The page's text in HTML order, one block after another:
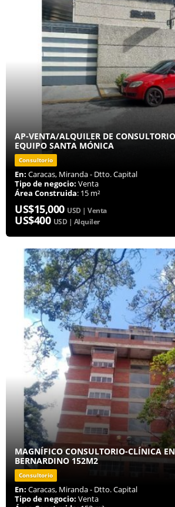
AP-VENTA/ALQUILER DE
EQUIPO SANTA MÓNICA
Consultorio
En: Caracas, Miranda - Dtto. Capital
Tipo de negocio: Venta
Área Construida: 15 m²
US$15,000 USD | Venta
US$400 USD | Alquiler
MAGNÍFICO CONSULTORIO-CLÍNICA
BERNARDINO 152M2
Consultorio
En: Caracas, Miranda - Dtto. Capital
Tipo de negocio: Venta